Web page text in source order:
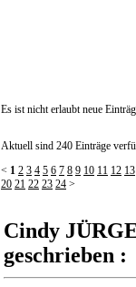
Es ist nicht erlaubt neue
Aktuell sind 240 Einträge
< 1 2 3 4 5 6 7 8 9 10 11 12 13
20 21 22 23 24 >
Cindy
geschrieben :